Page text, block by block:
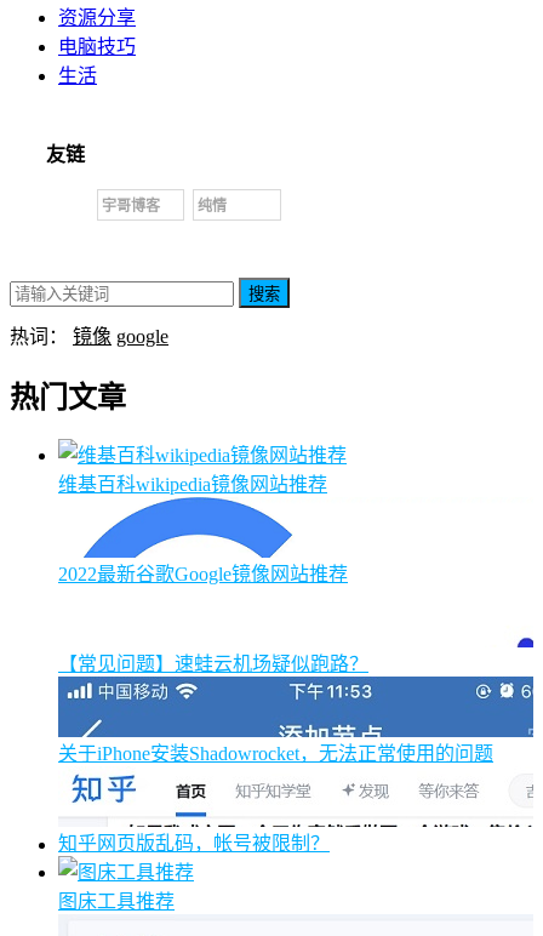
资源分享
电脑技巧
生活
友链
宇哥博客 纯情
搜索
热词： 镜像 google
热门文章
维基百科wikipedia镜像网站推荐
2022最新谷歌Google镜像网站推荐
【常见问题】速蛙云机场疑似跑路？
关于iPhone安装Shadowrocket，无法正常使用的问题
知乎网页版乱码，帐号被限制？
图床工具推荐